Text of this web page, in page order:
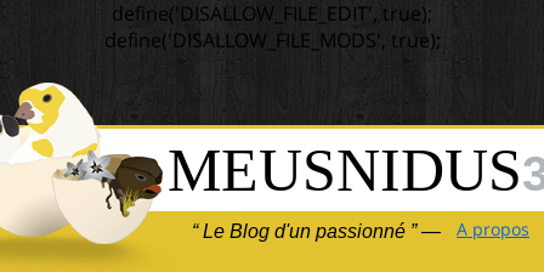
define('DISALLOW_FILE_EDIT', true);
define('DISALLOW_FILE_MODS', true);
MEUSNIDUS
“ Le Blog d'un passionné ” — A propos